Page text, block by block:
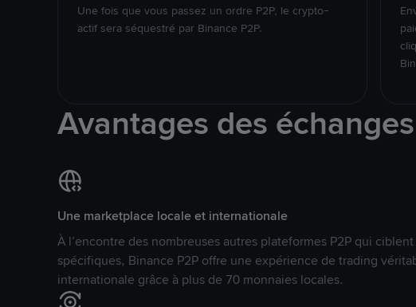
Une fois que vous passez un ordre P2P, le crypto-
actif sera séquestré par Binance P2P.
Avantages des
Une marketplace locale et internationale
À l’encontre des nombreuses autres plateformes P2P qui
spécifiques, Binance P2P offre une expérience de trading
internationale grâce à plus de 70 monnaies locales.